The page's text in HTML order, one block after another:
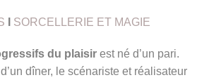
SORCELLERIE ET MAGIE
du plaisir est né d’un pari.
dîner, le scénariste et réalisateur